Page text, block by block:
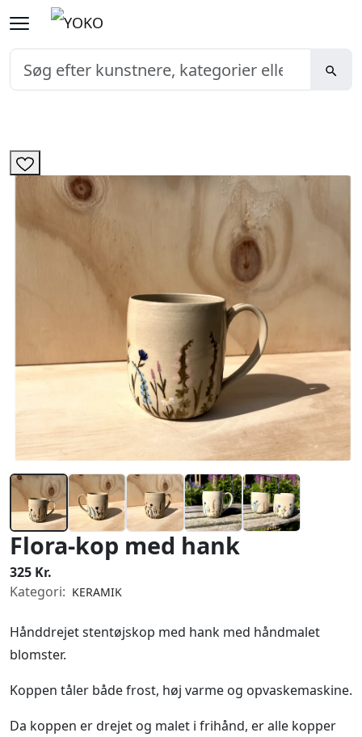
Flora-kop med hank
325 Kr.
Kategori: KERAMIK
Hånddrejet stentøjskop med hank med håndmalet
blomster.
Koppen tåler både frost, høj varme og opvaskemaskine.
Da koppen er drejet og malet i frihånd, er alle kopper